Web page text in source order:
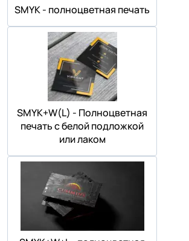
SMYK - полноцветная печать
SMYK+W(L) - Полноцветная
печать с белой подложкой
или лаком